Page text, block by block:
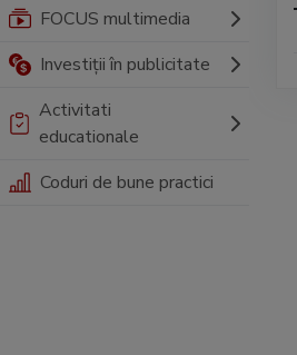
FOCUS multimedia
Investiții în publicitate
Activitati
educationale
Coduri de bune practici